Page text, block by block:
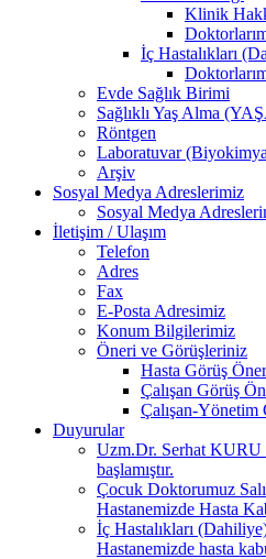
Klinik
İç Hastalıkları
Evde Sağlık Birimi
Sağlıklı Yaş Alma
Röntgen
Laboratuvar
Arşiv
Sosyal Medya Adreslerimiz
Sosyal Medya
İletişim / Ulaşım
Telefon
Adres
Fax
E-Posta Adresimiz
Konum Bilgilerimiz
Öneri ve Görüşleriniz
Hasta Görüş
Çalışan Görüş
Çalışan-Yönetim
Duyurular
Uzm.Dr. Serhat
başlamıştır.
Çocuk Doktorumuz
Hastanemizde Hasta
İç Hastalıkları
Hastanemizde hasta